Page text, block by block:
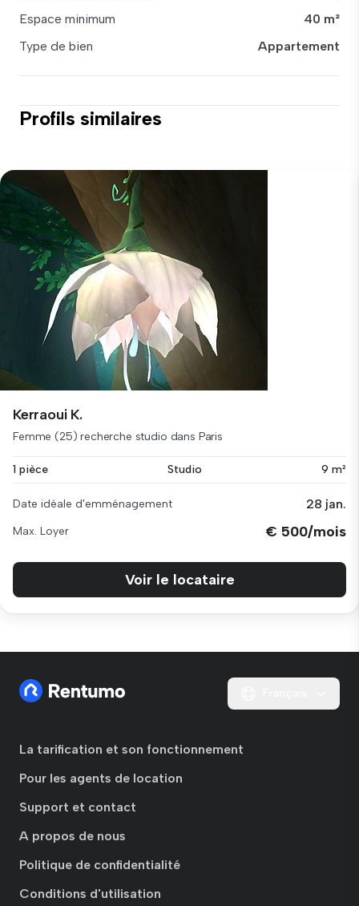
Espace minimum
40 m²
Type de bien
Appartement
Profils similaires
Kerraoui K.
Femme (25) recherche studio dans Paris
1 pièce Studio 9 m²
Date idéale d'emménagement 28 jan.
Max. Loyer € 500/mois
Voir le locataire
La tarification et son fonctionnement
Pour les agents de location
Support et contact
A propos de nous
Politique de confidentialité
Conditions d'utilisation